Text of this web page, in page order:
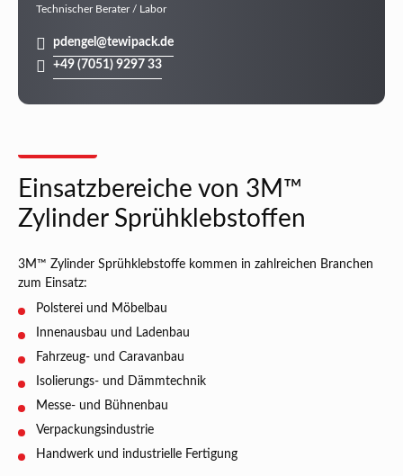
Technischer Berater / Labor
pdengel@tewipack.de
+49 (7051) 9297 33
Einsatzbereiche von 3M™
Zylinder Sprühklebstoffen
3M™ Zylinder Sprühklebstoffe kommen in zahlreichen Branchen
zum Einsatz:
Polsterei und Möbelbau
Innenausbau und Ladenbau
Fahrzeug- und Caravanbau
Isolierungs- und Dämmtechnik
Messe- und Bühnenbau
Verpackungsindustrie
Handwerk und industrielle Fertigung